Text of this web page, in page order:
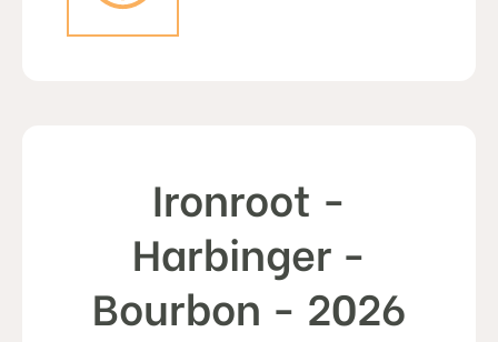
Ironroot -
Harbinger -
Bourbon - 2026